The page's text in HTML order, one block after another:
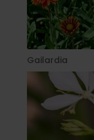
Gailardia